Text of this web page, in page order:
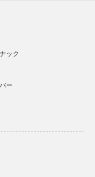
ック
ー